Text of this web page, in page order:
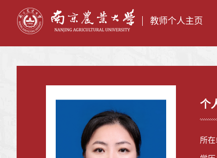
教师个人主页
个
所